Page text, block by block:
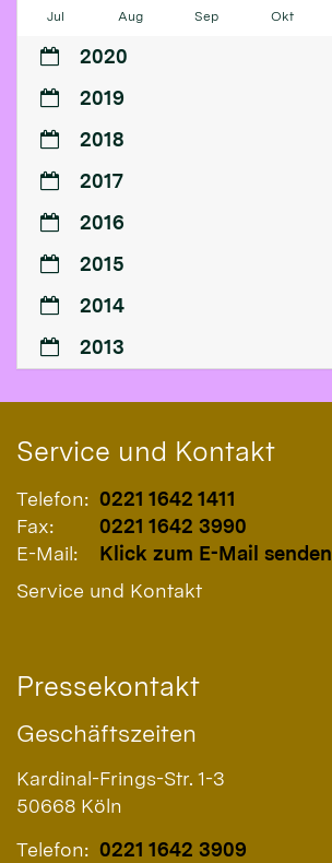
Jul Aug Sep Okt
2020
2019
2018
2017
2016
2015
2014
2013
Service und Kontakt
Telefon: 0221 1642 1411
Fax:
0221 1642 3990
E-Mail:
Klick zum E-Mail senden
Service und Kontakt
Pressekontakt
Geschäftszeiten
Kardinal-Frings-Str. 1-3
50668 Köln
Telefon: 0221 1642 3909